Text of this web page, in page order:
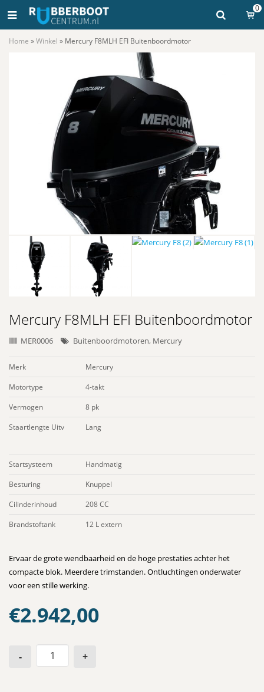
0
Home »Winkel » Mercury F8MLH EFI Buitenboordmotor
Mercury F8MLH EFI Buitenboordmotor
MER0006 Buitenboordmotoren, Mercury
Merk
Mercury
Motortype
4-takt
Vermogen
8 pk
Staartlengte Uitv
Lang
Startsysteem
Handmatig
Besturing
Knuppel
Cilinderinhoud
208 CC
Brandstoftank
12 L extern
Ervaar de grote wendbaarheid en de hoge prestaties achter het
compacte blok. Meerdere trimstanden. Ontluchtingen onderwater
voor een stille werking.
€2.942,00
- +